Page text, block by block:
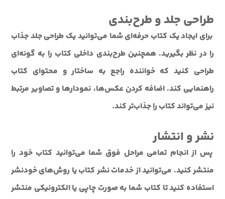
طراحی جلد و طرح‌بندی
برای ایجاد یک کتاب حرفه‌ای شما می‌توانید یک طراحی جلد جذاب
را در نظر بگیرید. همچنین طرح‌بندی داخلی کتاب را به گونه‌ای
طراحی کنید که خواننده راجع به ساختار و محتوای کتاب
راهنمایی کند. اضافه کردن عکس‌ها، نمودارها و تصاویر مرتبط
نیز می‌تواند کتاب را جذاب‌تر کند.
نشر و انتشار
پس از انجام تمامی مراحل فوق شما می‌توانید کتاب خود را
منتشر کنید. می‌توانید از خدمات نشر کتاب یا روش‌های خودنشر
استفاده کنید تا کتاب شما به صورت چاپی یا الکترونیکی منتشر